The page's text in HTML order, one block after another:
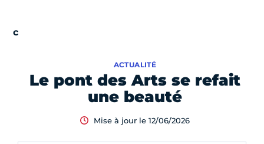
Le pont des Arts se refait
une beauté
ACTUALITÉ
Mise à jour le 12/06/2026